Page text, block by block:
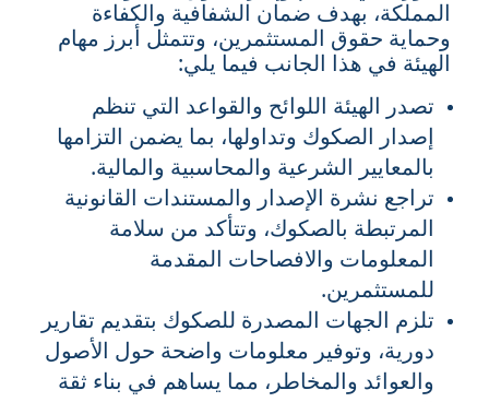
المملكة، بهدف ضمان الشفافية والكفاءة
وحماية حقوق المستثمرين، وتتمثل أبرز مهام
الهيئة في هذا الجانب فيما يلي:
تصدر الهيئة اللوائح والقواعد التي تنظم
إصدار الصكوك وتداولها، بما يضمن التزامها
بالمعايير الشرعية والمحاسبية والمالية.
تراجع نشرة الإصدار والمستندات القانونية
المرتبطة بالصكوك، وتتأكد من سلامة
المعلومات والافصاحات المقدمة
للمستثمرين.
تلزم الجهات المصدرة للصكوك بتقديم تقارير
دورية، وتوفير معلومات واضحة حول الأصول
والعوائد والمخاطر، مما يساهم في بناء ثقة